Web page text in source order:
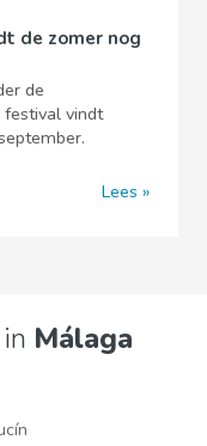
de zomer nog
de
festival vindt
Lees
Málaga